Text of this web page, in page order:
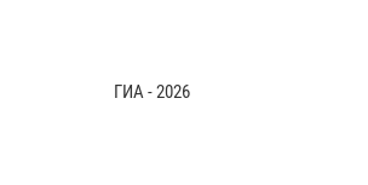
ГИА - 2026